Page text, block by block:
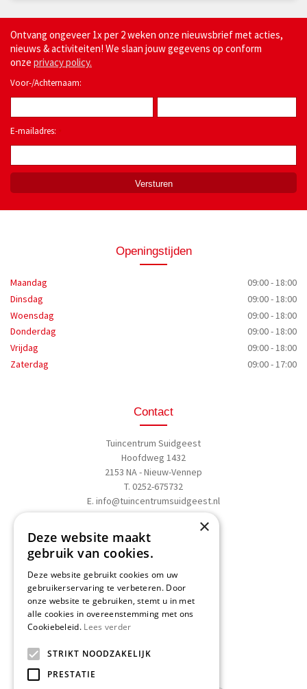
Ontvang ongeveer 1x per 2 weken onze nieuwsbrief met acties,
nieuws & activiteiten! We slaan jouw gegevens op conform
onze privacy policy.
Voor-/Achternaam:
E-mailadres:
Openingstijden
Maandag
09:00 - 18:00
Dinsdag
09:00 - 18:00
Woensdag
09:00 - 18:00
Donderdag
09:00 - 18:00
Vrijdag
09:00 - 18:00
Zaterdag
09:00 - 17:00
Contact
Tuincentrum Suidgeest
Hoofdweg 1432
2153 NA - Nieuw-Vennep
T. 0252-675732
E. info@tuincentrumsuidgeest.nl
Routebeschrijving
Schrijf een recensie
Nationale Tuinbon t.w.v. € 25,-!
×
Deze website maakt
gebruik van cookies.
Deze website gebruikt cookies om uw
gebruikerservaring te verbeteren. Door
onze website te gebruiken, stemt u in met
alle cookies in overeenstemming met ons
Cookiebeleid. Lees verder
STRIKT NOODZAKELIJK
PRESTATIE